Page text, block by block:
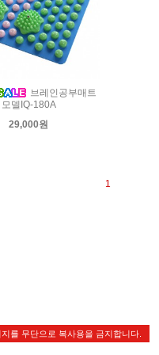
브레인공부매트
모델IQ-180A
29,000원
1
를 무단으로 복사용을 금지합니다.